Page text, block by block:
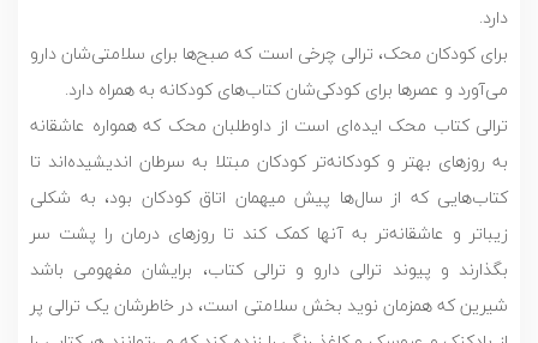
دارد.
برای کودکان محک، ترالی چرخی است که صبح‌ها برای سلامتی‌شان دارو
می‌‌آورد و عصرها برای کودکی‌شان کتاب‌های کودکانه به همراه دارد.
ترالی کتاب محک ایده‌ای است از داوطلبان محک که همواره عاشقانه
به روزهای بهتر و کودکانه‌تر کودکان مبتلا به سرطان اندیشیده‌اند تا
کتاب‌هایی که از سال‌ها پیش میهمان اتاق کودکان بود، به شکلی
زیباتر و عاشقانه‌تر به آنها کمک کند تا روزهای درمان را پشت سر
بگذارند و پیوند ترالی دارو و ترالی کتاب، برایشان مفهومی باشد
شیرین که همزمان نوید بخش سلامتی است، در خاطرشان یک ترالی پر